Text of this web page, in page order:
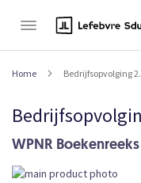
Home Bedrijfsopvolging
WPNR Boekenreeks
Ga